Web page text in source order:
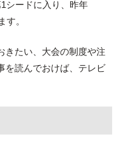
シードに入り、昨年
す。
きたい、大会の制度や注
を読んでおけば、テレビ